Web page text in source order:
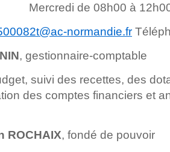
Mercredi de 08h00 à
normandie.fr
, gestionnaire-comptable
suivi des recettes, des
des comptes financiers et
ROCHAIX, fondé de pouvoir